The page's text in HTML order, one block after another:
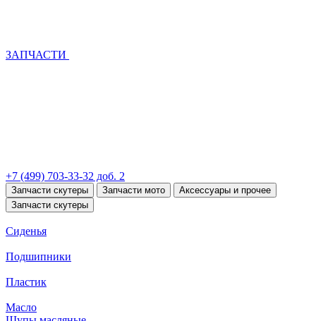
ЗАПЧАСТИ
+7 (499) 703-33-32 доб. 2
Запчасти скутеры Запчасти мото
Аксессуары и прочее
Запчасти скутеры
Сиденья
Подшипники
Пластик
Масло